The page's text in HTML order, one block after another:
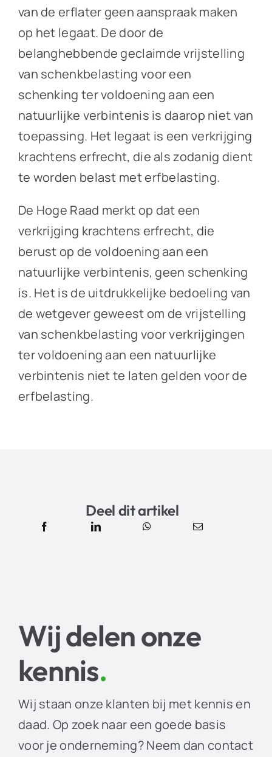
van de erflater geen aanspraak maken
op het legaat. De door de
belanghebbende geclaimde vrijstelling
van schenkbelasting voor een
schenking ter voldoening aan een
natuurlijke verbintenis is daarop niet van
toepassing. Het legaat is een verkrijging
krachtens erfrecht, die als zodanig dient
te worden belast met erfbelasting.
De Hoge Raad merkt op dat een
verkrijging krachtens erfrecht, die
berust op de voldoening aan een
natuurlijke verbintenis, geen schenking
is. Het is de uitdrukkelijke bedoeling van
de wetgever geweest om de vrijstelling
van schenkbelasting voor verkrijgingen
ter voldoening aan een natuurlijke
verbintenis niet te laten gelden voor de
erfbelasting.
Deel dit artikel
Wij delen onze
kennis.
Wij staan onze klanten bij met kennis en
daad. Op zoek naar een goede basis
voor je onderneming? Neem dan contact